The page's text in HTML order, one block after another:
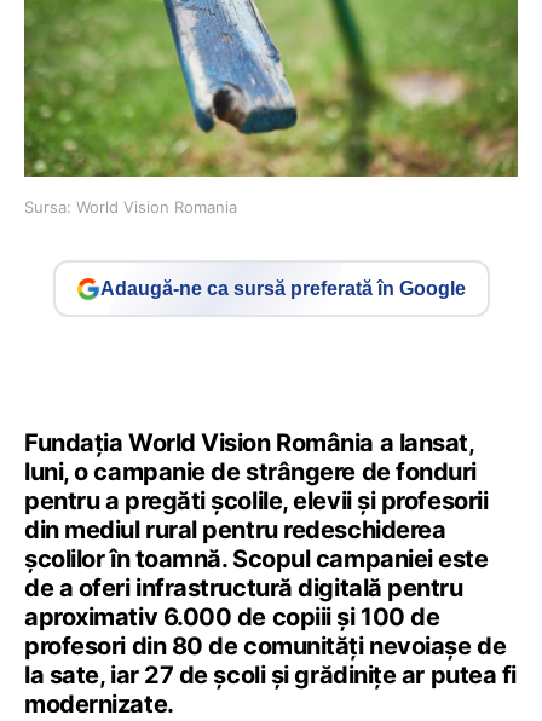
Sursa: World Vision Romania
Adaugă-ne ca sursă preferată în Google
Fundaţia World Vision România a lansat,
luni, o campanie de strângere de fonduri
pentru a pregăti şcolile, elevii şi profesorii
din mediul rural pentru redeschiderea
şcolilor în toamnă. Scopul campaniei este
de a oferi infrastructură digitală pentru
aproximativ 6.000 de copiii şi 100 de
profesori din 80 de comunităţi nevoiaşe de
la sate, iar 27 de şcoli şi grădiniţe ar putea fi
modernizate.